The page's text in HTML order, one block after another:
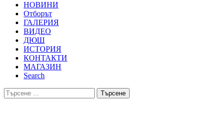
НОВИНИ
Отборът
ГАЛЕРИЯ
ВИДЕО
ДЮШ
ИСТОРИЯ
КОНТАКТИ
МАГАЗИН
Search
Търсене
за: